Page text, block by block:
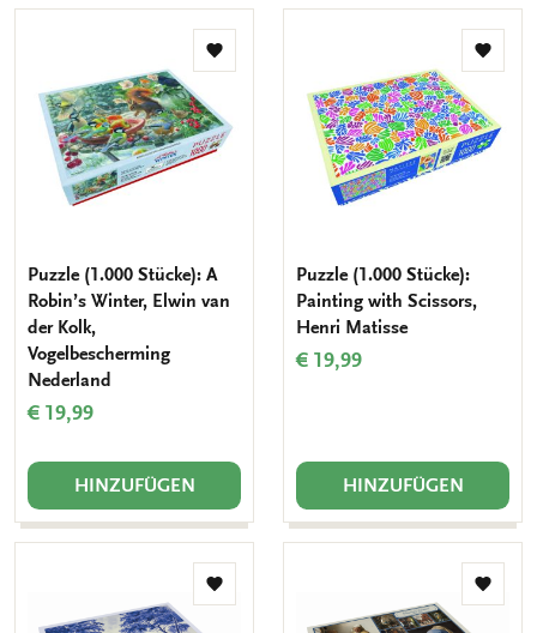
Zur
Puzzle (1.000 Stücke): A
Robin’s Winter, Elwin van
der Kolk,
Vogelbescherming
Nederland
€ 19,99
HINZUFÜGEN
Zur
Puzzle (1.000 Stücke):
Painting with Scissors,
Henri Matisse
€ 19,99
HINZUFÜGEN
Zur
Zur